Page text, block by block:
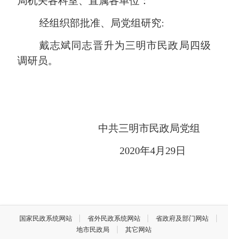
经组织部批准、 局党组研究:
戴志斌同志晋升为三明市民政局四级
调研员。
中共三明市民政局党组
2020年4月29日
国家民政系统网站 省外民政系统网站
省政府及部门网站
地市民政局
其它网站